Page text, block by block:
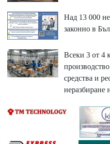
Над 13 000
законно в
Всеки 3 от 4
средства и
неразбиране